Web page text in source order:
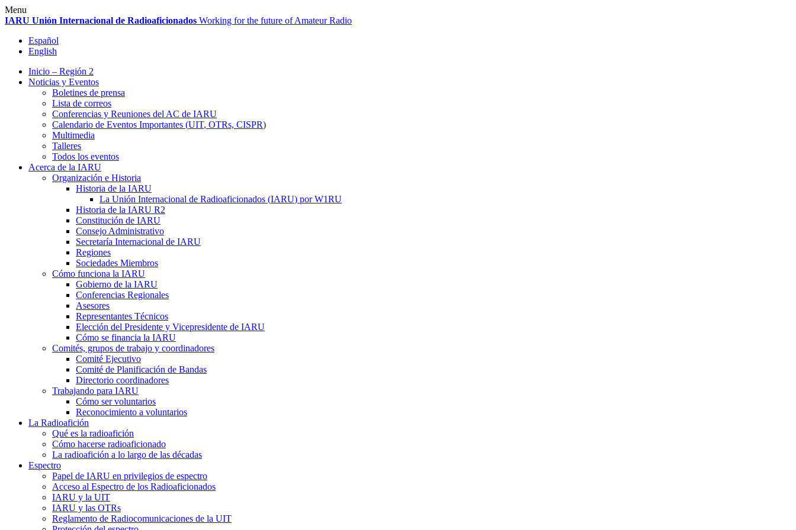
Skip
to
Menu
IARU Unión Internacional de Radioaficionados Working for the future of Amateur Radio
Español
English
Inicio – Región 2
Noticias y Eventos
Boletines de prensa
Lista de correos
Conferencias y Reuniones del AC de IARU
Calendario de Eventos Importantes (UIT, OTRs, CISPR)
Multimedia
Talleres
Todos los eventos
Acerca de la IARU
Organización e Historia
Historia de la IARU
La Unión Internacional de Radioaficionados (IARU) porW1RU
Historia de la IARU R2
Constitución de IARU
Consejo Administrativo
Secretaría Internacional de IARU
Regiones
Sociedades Miembros
Cómo funciona la IARU
Gobierno de la IARU
Conferencias Regionales
Asesores
Representantes Técnicos
Elección del Presidente y Vicepresidente de IARU
Cómo se financia la IARU
Comités, grupos de trabajo y coordinadores
Comité Ejecutivo
Comité de Planificación de Bandas
Directorio coordinadores
Trabajando para IARU
Cómo ser voluntarios
Reconocimiento a voluntarios
La Radioafición
Qué es la radioafición
Cómo hacerse radioaficionado
La radioafición a lo largo de las décadas
Espectro
Papel de IARU en privilegios de espectro
Acceso al Espectro de los Radioaficionados
IARU y la UIT
IARU y las OTRs
Reglamento de Radiocomunicaciones de la UIT